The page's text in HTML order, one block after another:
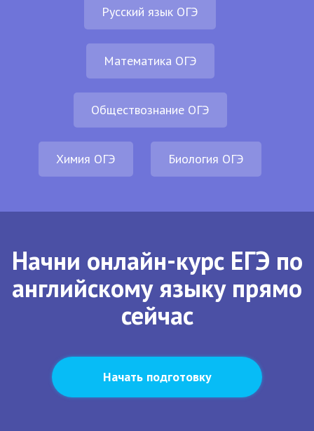
Русский язык ОГЭ
Математика ОГЭ
Обществознание ОГЭ
Химия ОГЭ Биология ОГЭ
Начни онлайн-курс ЕГЭ по
английскому языку прямо
сейчас
Начать подготовку